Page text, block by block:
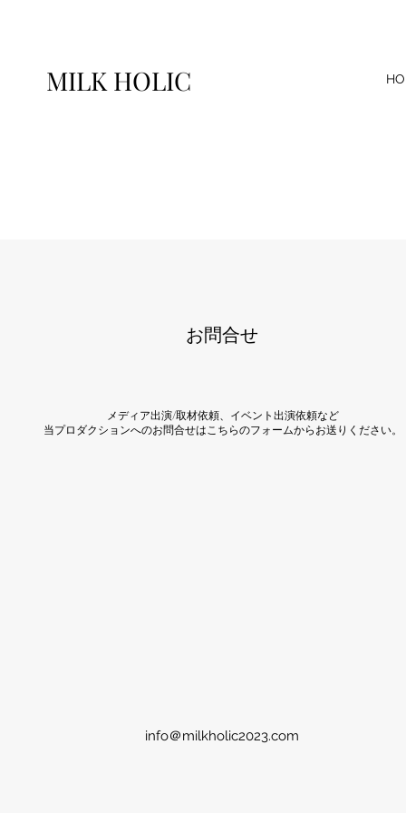
MILK HOLIC
​お問合せ
​メディア出演/取材依頼、イベント出演依頼など
​当プロダクションへのお問合せはこちらのフォームから​お送りください。
info＠milkholic2023.com